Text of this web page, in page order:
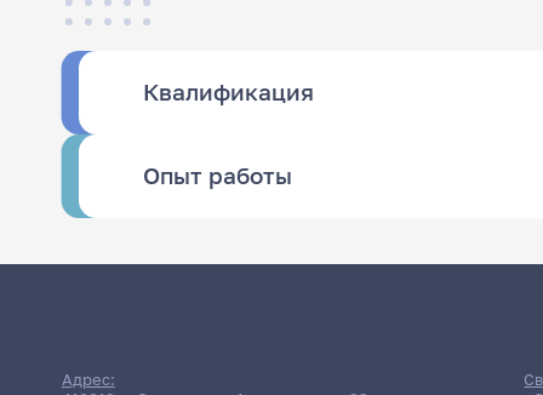
Квалификация
Опыт работы
Адрес: